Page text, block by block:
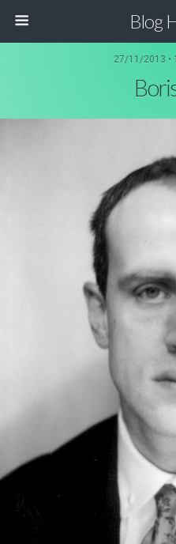
Blog
27/11/2013 •